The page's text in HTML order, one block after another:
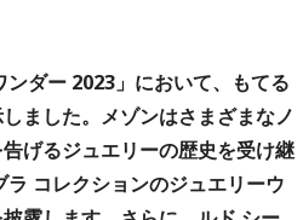
ダー 2023」において、もてる
ました。メゾンはさまざまなノ
げるジュエリーの歴史を受け継
コレクションのジュエリーウ